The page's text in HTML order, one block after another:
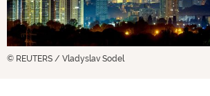
© REUTERS / Vladyslav Sodel